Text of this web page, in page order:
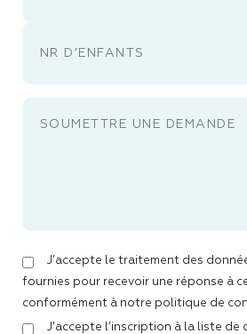
J’accepte le traitement des
fournies pour recevoir une réponse à
conformément à notre politique de
J’accepte l’inscription à la liste de